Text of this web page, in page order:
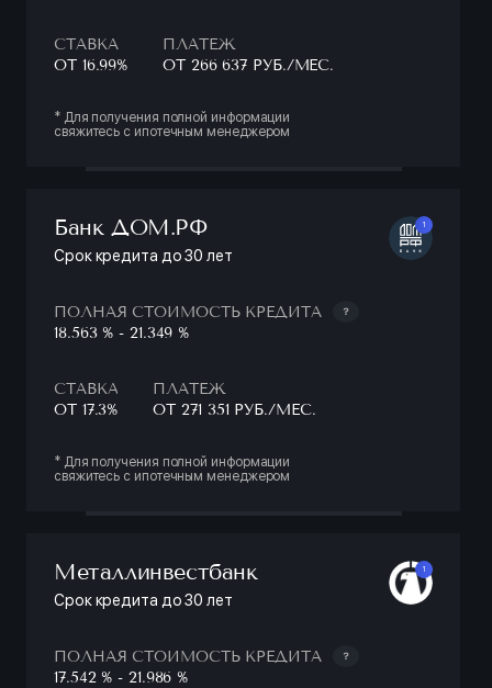
СТАВКА
ОТ 16.99%
ПЛАТЕЖ
ОТ 266 637 РУБ./МЕС.
* Для получения полной информации
свяжитесь с ипотечным менеджером
Банк ДОМ.РФ
Срок кредита до 30 лет
1
ПОЛНАЯ СТОИМОСТЬ КРЕДИТА
18.563 % - 21.349 %
СТАВКА
ОТ 17.3%
ПЛАТЕЖ
ОТ 271 351 РУБ./МЕС.
* Для получения полной информации
свяжитесь с ипотечным менеджером
Металлинвестбанк
Срок кредита до 30 лет
1
ПОЛНАЯ СТОИМОСТЬ КРЕДИТА
17.542 % - 21.986 %